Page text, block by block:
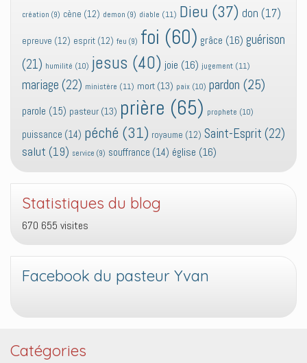
création (9) cène (12) demon (9) diable (11) Dieu (37) don (17)
epreuve (12) esprit (12) feu (9) foi (60) grâce (16) guérison
(21) humilité (10) jesus (40) joie (16) jugement (11)
mariage (22) ministère (11) mort (13) paix (10) pardon (25)
parole (15) pasteur (13) prière (65) prophete (10)
puissance (14) péché (31) royaume (12) Saint-Esprit (22)
salut (19) service (9) souffrance (14) église (16)
Statistiques du blog
670 655 visites
Facebook du pasteur Yvan
Catégories